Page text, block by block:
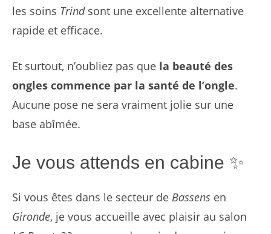
les soins Trindsont une excellente alternative
rapide et efficace.
Et surtout, n’oubliez pas que la beauté des
ongles commence par la santé de l’ongle.
Aucune pose ne sera vraiment jolie sur une
base abîmée.
Je vous attends en cabine ✨
Si vous êtes dans le secteur de Bassens en
Gironde, je vous accueille avec plaisir au salon